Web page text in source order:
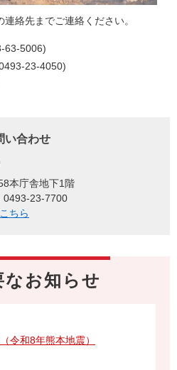
絡先までご連絡ください。
63-5006)
23-4050)
い合わせ
本庁舎地下1階
0493-23-7700
ちら
なお知らせ
令和8年熊本地震）